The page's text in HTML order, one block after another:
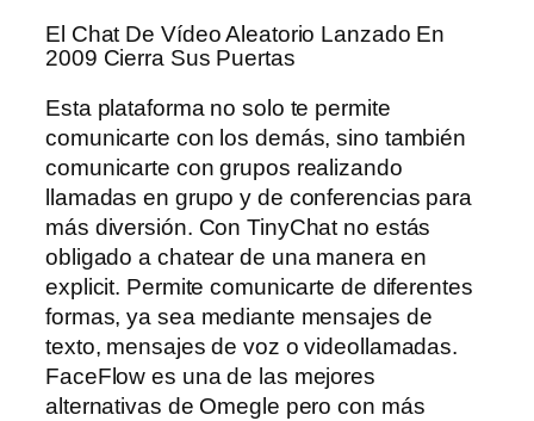
El Chat De Vídeo Aleatorio Lanzado En
2009 Cierra Sus Puertas
Esta plataforma no solo te permite
comunicarte con los demás, sino también
comunicarte con grupos realizando
llamadas en grupo y de conferencias para
más diversión. Con TinyChat no estás
obligado a chatear de una manera en
explicit. Permite comunicarte de diferentes
formas, ya sea mediante mensajes de
texto, mensajes de voz o videollamadas.
FaceFlow es una de las mejores
alternativas de Omegle pero con más